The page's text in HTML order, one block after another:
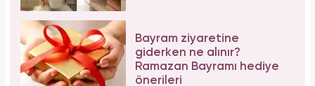
Bayram ziyaretine
giderken ne alınır?
Ramazan Bayramı hediye
önerileri